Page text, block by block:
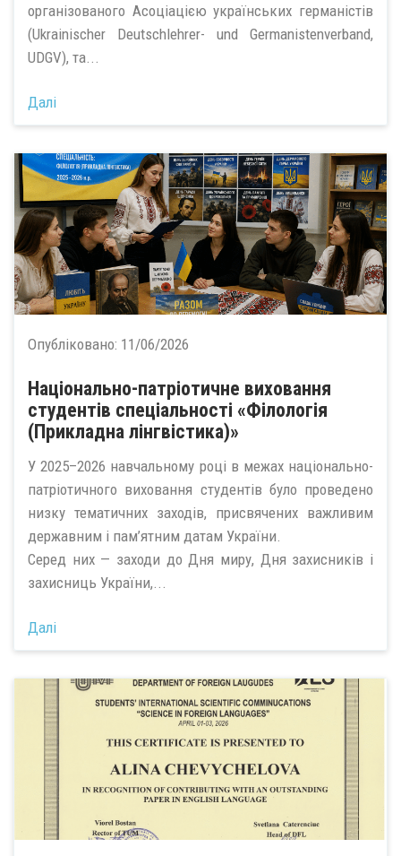
організованого Асоціацією українських германістів
(Ukrainischer Deutschlehrer- und Germanistenverband,
UDGV), та...
Далі
Опубліковано: 11/06/2026
Національно-патріотичне виховання
студентів спеціальності «Філологія
(Прикладна лінгвістика)»
У 2025–2026 навчальному році в межах національно-
патріотичного виховання студентів було проведено
низку тематичних заходів, присвячених важливим
державним і пам’ятним датам України.
Серед них — заходи до Дня миру, Дня захисників і
захисниць України,...
Далі